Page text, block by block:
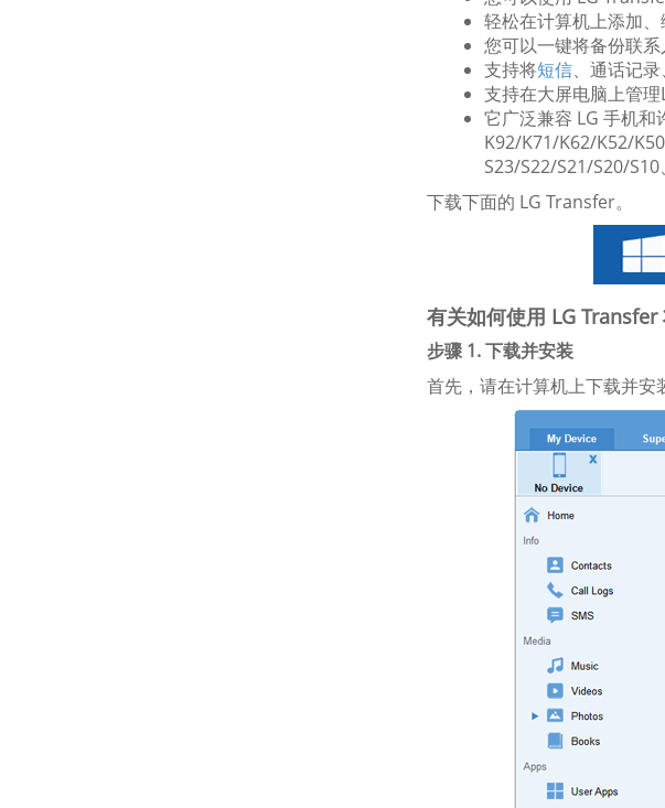
轻松在计算机上添加、
您可以一键将备份联系
支持将短信、通话记
支持在大屏电脑上管理
它广泛兼容 LG 手机
K92/K71/K62/K52/
S23/S22/S21/S20/
下载下面的 LG Transfer。
有关如何使用 LG Transfer
步骤 1. 下载并安装
首先，请在计算机上下载并安